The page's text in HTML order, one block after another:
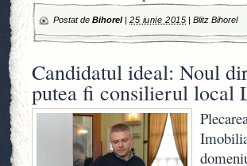
Postat de Bihorel| 25 iunie 2015 |Blitz Bihorel
Candidatul ideal: Noul
putea fi consilierul local